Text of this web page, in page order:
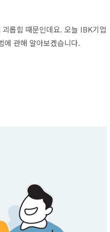
롭힘 때문인데요. 오늘 IBK기업
에 관해 알아보겠습니다.